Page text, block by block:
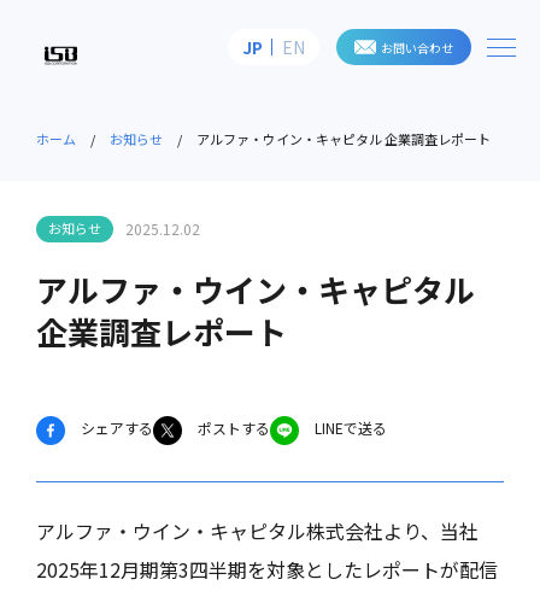
株式会社アイ・エス・ビー
JP EN お問い合わせ
ホーム お知らせ アルファ・ウイン・キャピタル 企業調査レポート
アルファ・ウイン・キャピタル
企業調査レポート
お知らせ 2025.12.02
シェアする ポストする LINEで送る
アルファ・ウイン・キャピタル株式会社より、当社
2025年12月期第3四半期を対象としたレポートが配信